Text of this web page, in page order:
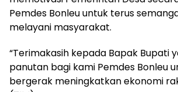
Pemdes Bonleu untuk terus
melayani masyarakat.
“Terimakasih kepada Bapak Bupati
panutan bagi kami Pemdes Bonleu
bergerak meningkatkan ekonomi